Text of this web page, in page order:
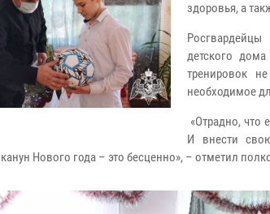
здоровья, а
детского
тренировок
необходимое
«Отрадно, что
И внести
Нового года – это бесценно», – отметил